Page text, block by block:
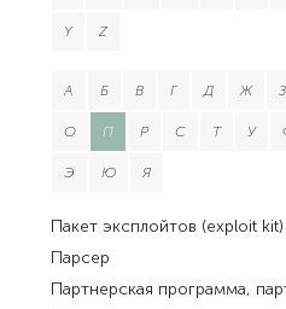
Y Z
А Б В Г Д Ж З
О П Р С Т У
Э Ю Я
Пакет эксплойтов (exploit kit)
Парсер
Партнерская программа,